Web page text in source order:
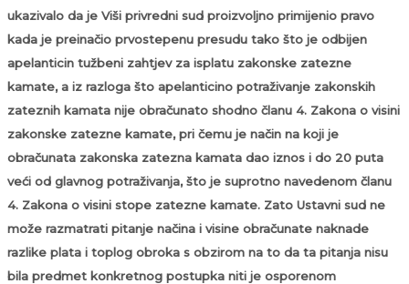
ukazivalo da je Viši privredni sud proizvoljno primijenio pravo
kada je preinačio prvostepenu presudu tako što je odbijen
apelanticin tužbeni zahtjev za isplatu zakonske zatezne
kamate, a iz razloga što apelanticino potraživanje zakonskih
zateznih kamata nije obračunato shodno članu 4. Zakona o visini
zakonske zatezne kamate, pri čemu je način na koji je
obračunata zakonska zatezna kamata dao iznos i do 20 puta
veći od glavnog potraživanja, što je suprotno navedenom članu
4. Zakona o visini stope zatezne kamate. Zato Ustavni sud ne
može razmatrati pitanje načina i visine obračunate naknade
razlike plata i toplog obroka s obzirom na to da ta pitanja nisu
bila predmet konkretnog postupka niti je osporenom